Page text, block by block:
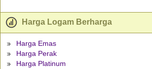
Harga Logam Berharga
Harga Emas
Harga Perak
Harga Platinum